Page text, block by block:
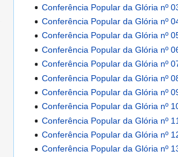
Conferência Popular da Glória nº
Conferência Popular da Glória nº
Conferência Popular da Glória nº
Conferência Popular da Glória nº
Conferência Popular da Glória nº
Conferência Popular da Glória nº
Conferência Popular da Glória nº
Conferência Popular da Glória nº
Conferência Popular da Glória nº
Conferência Popular da Glória nº
Conferência Popular da Glória nº